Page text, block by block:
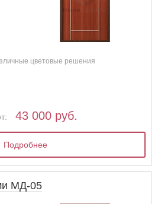
цветовые решения
43 000 руб.
Подробнее
МД-05